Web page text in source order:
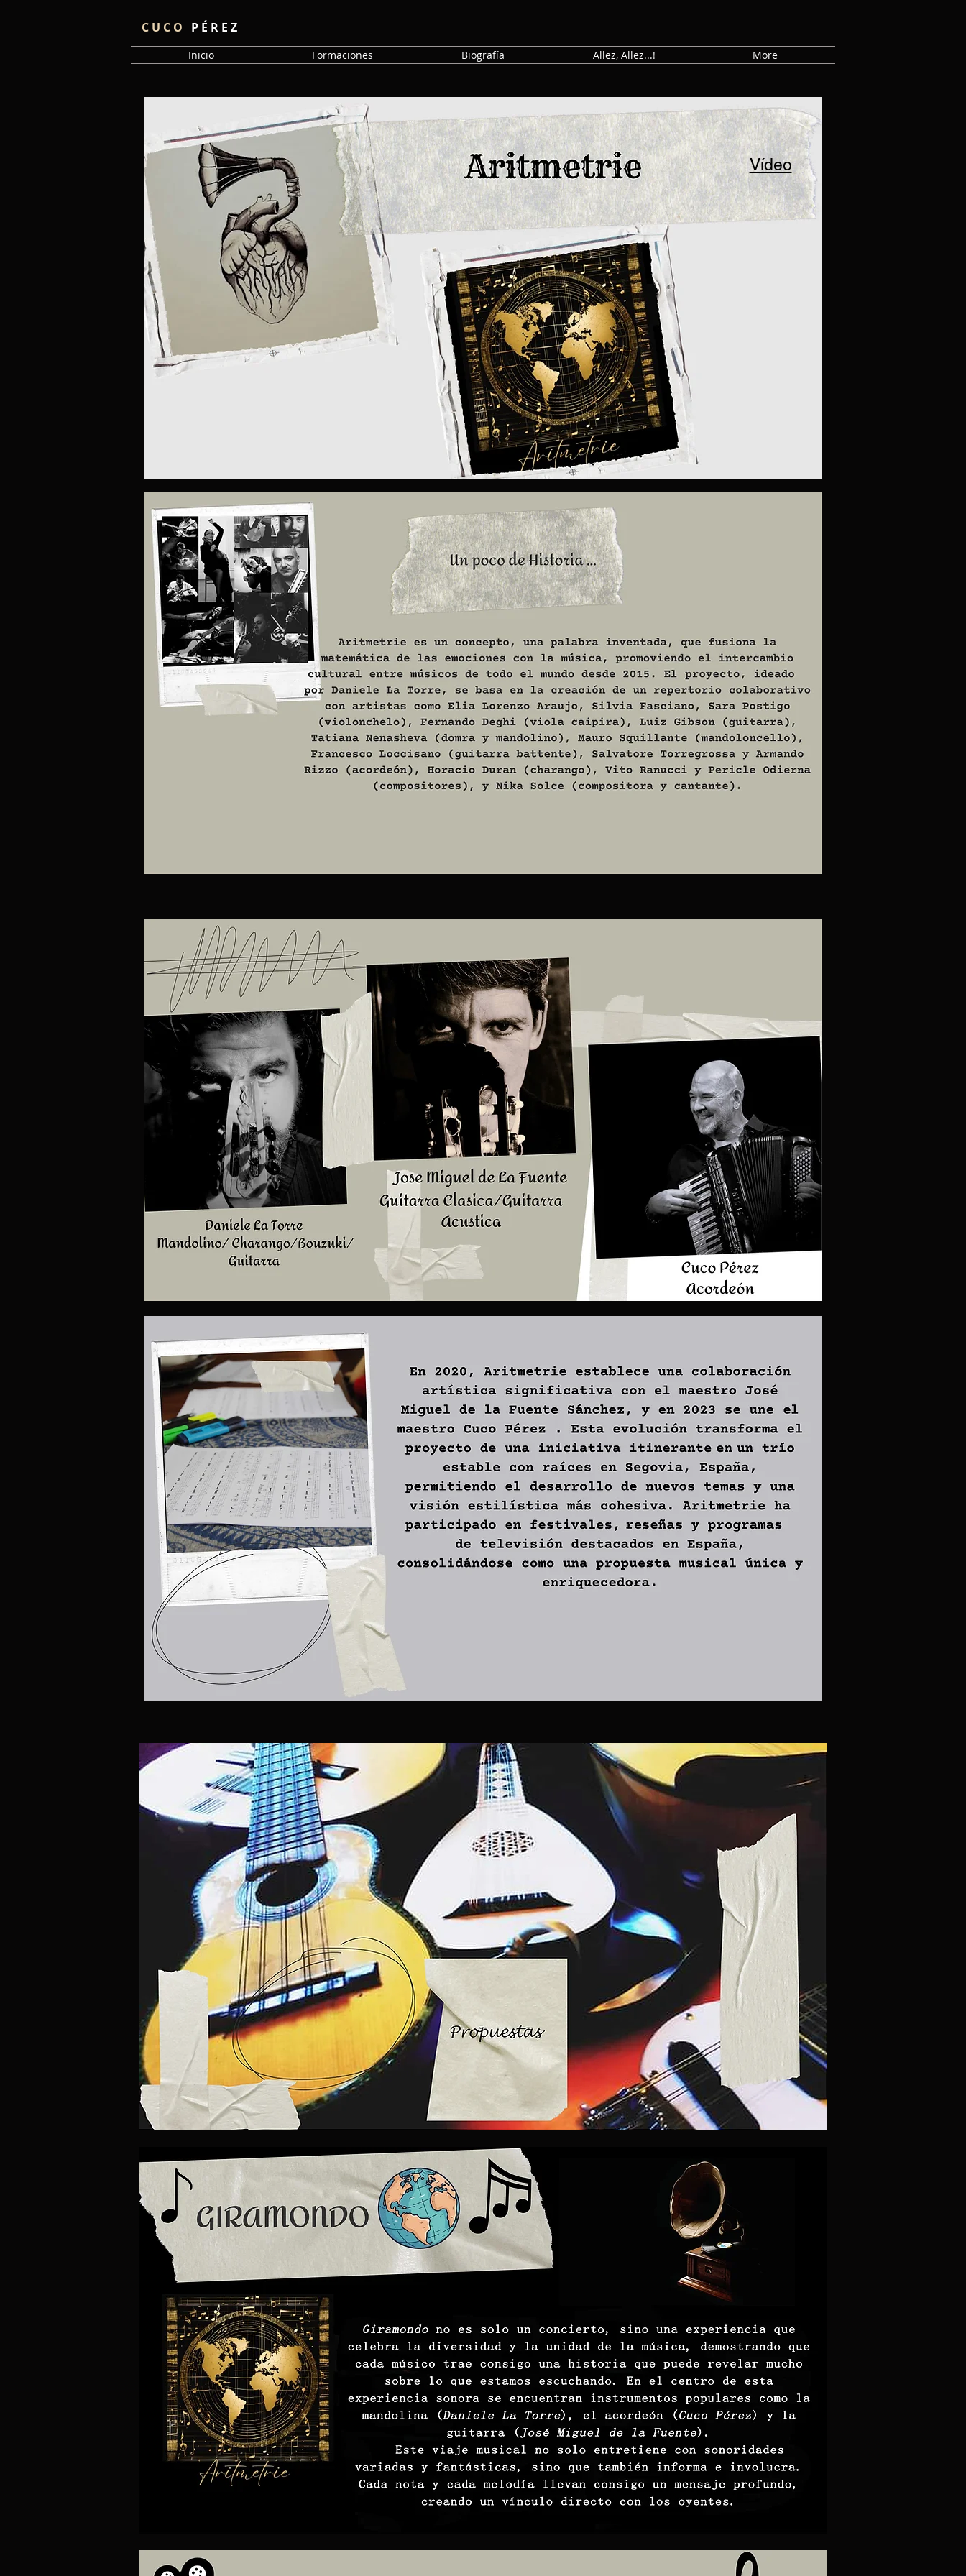
C U C O P É R E Z
Inicio Formaciones Biografía Allez, Allez...! More
Vídeo